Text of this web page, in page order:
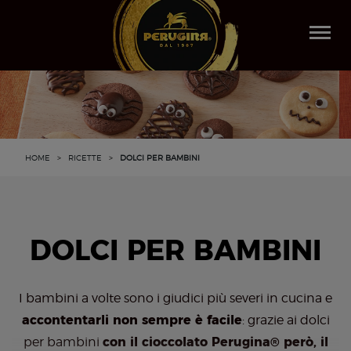
HOME > RICETTE > DOLCI PER BAMBINI
DOLCI PER BAMBINI
I bambini a volte sono i giudici più severi in cucina e
accontentarli non sempre è facile: grazie ai dolci
per bambini con il cioccolato Perugina® però, il